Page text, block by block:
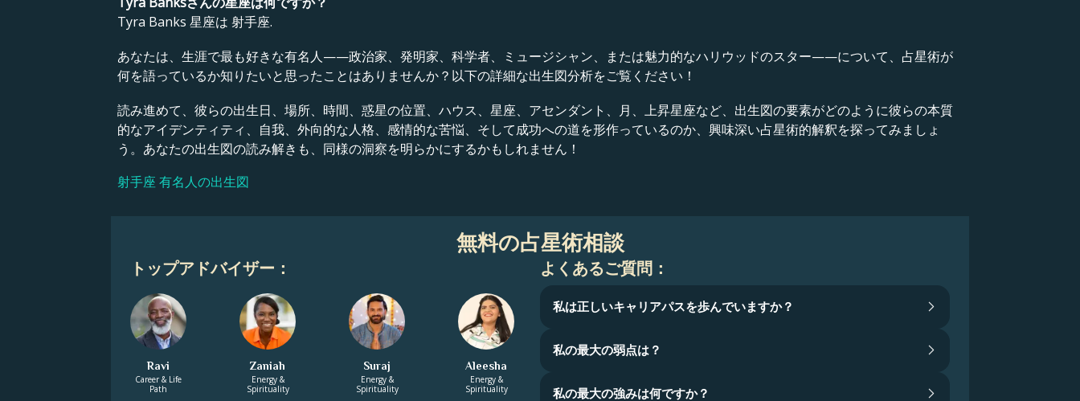
Tyra Banks 星座は 射手座.
あなたは、生涯で最も好きな有名人——政治家、発明家、科学者、ミュージシャン、または魅力的なハリウッドのスター——について、占星術が
何を語っているか知りたいと思ったことはありませんか？以下の詳細な出生図分析をご覧ください！
読み進めて、彼らの出生日、場所、時間、惑星の位置、ハウス、星座、アセンダント、月、上昇星座など、出生図の要素がどのように彼らの本質
的なアイデンティティ、自我、外向的な人格、感情的な苦悩、そして成功への道を形作っているのか、興味深い占星術的解釈を探ってみましょ
う。あなたの出生図の読み解きも、同様の洞察を明らかにするかもしれません！
射手座 有名人の出生図
無料の占星術相談
トップアドバイザー：
Ravi
Career & Life
Path
Zaniah
Energy &
Spirituality
Suraj
Energy &
Spirituality
Aleesha
Energy &
Spirituality
よくあるご質問：
私は正しいキャリアパスを歩んでいますか？
私の最大の弱点は？
私の最大の強みは何ですか？